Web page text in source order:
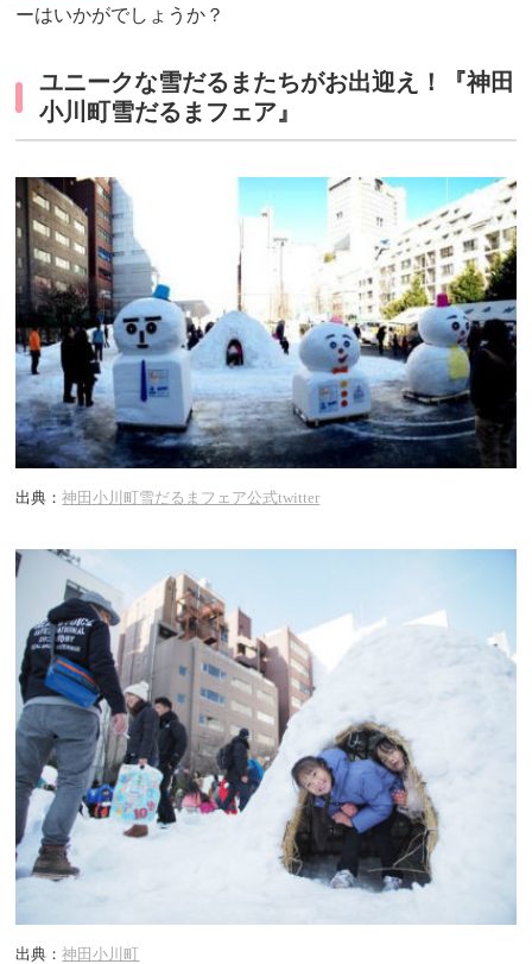
ーはいかがでしょうか？
ユニークな雪だるまたちがお出迎え！『神田
小川町雪だるまフェア』
出典：神田小川町雪だるまフェア公式twitter
出典：神田小川町